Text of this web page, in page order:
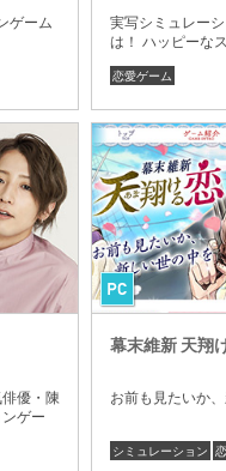
ゲーム
実写シミュレー
は！ ハッピーな
恋愛ゲーム
優・陳
ゲー
幕末維新 天翔
お前も見たいか
シミュレーション